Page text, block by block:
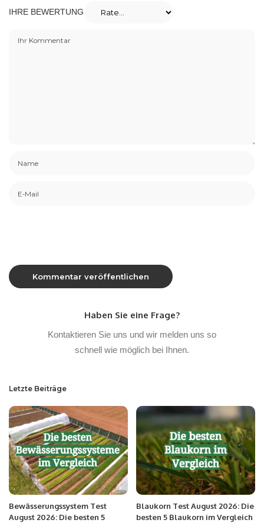
IHRE BEWERTUNG
Haben Sie eine Frage?
Kontaktieren Sie uns und wir melden uns so
schnell wie möglich bei Ihnen.
Letzte Beiträge
Bewässerungssystem Test
August 2026: Die besten 5
Blaukorn Test August 2026: Die
besten 5 Blaukorn im Vergleich